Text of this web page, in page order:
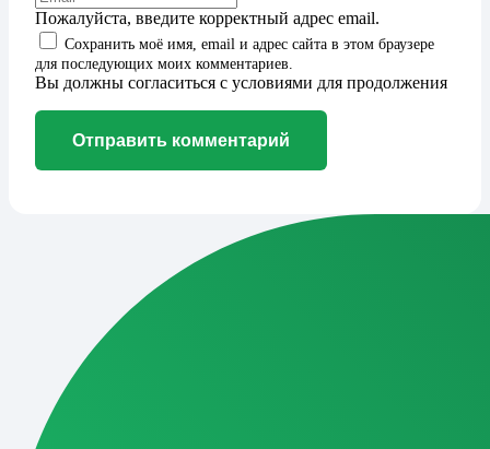
Пожалуйста, введите корректный адрес email.
Сохранить моё имя, email и адрес сайта в этом браузере
для последующих моих комментариев.
Вы должны согласиться с условиями для продолжения
Отправить комментарий